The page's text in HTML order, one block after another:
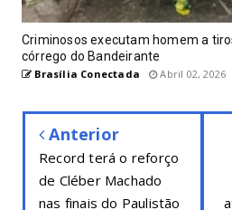
Criminosos executam homem a
córrego do Bandeirante
Brasília Conectada Abril 02, 2026
Anterior
Record terá o reforço
de Cléber Machado
nas finais do Paulistão